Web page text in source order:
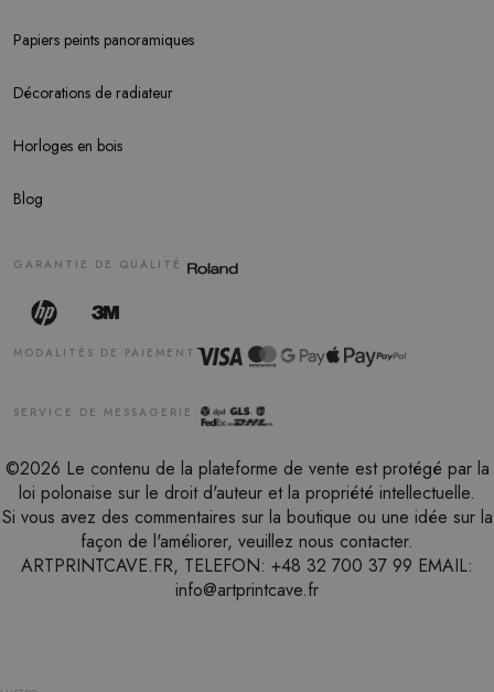
Papiers peints panoramiques
Décorations de radiateur
Horloges en bois
Blog
GARANTIE DE QUALITÉ
SERVICE DE MESSAGERIE
MODALITÉS DE PAIEMENT
©2026 Le contenu de la plateforme de vente est protégé par la
loi polonaise sur le droit d'auteur et la propriété intellectuelle.
Si vous avez des commentaires sur la boutique ou une idée sur la
façon de l'améliorer, veuillez nous contacter.
ARTPRINTCAVE.FR, TELEFON: +48 32 700 37 99 EMAIL:
info@artprintcave.fr